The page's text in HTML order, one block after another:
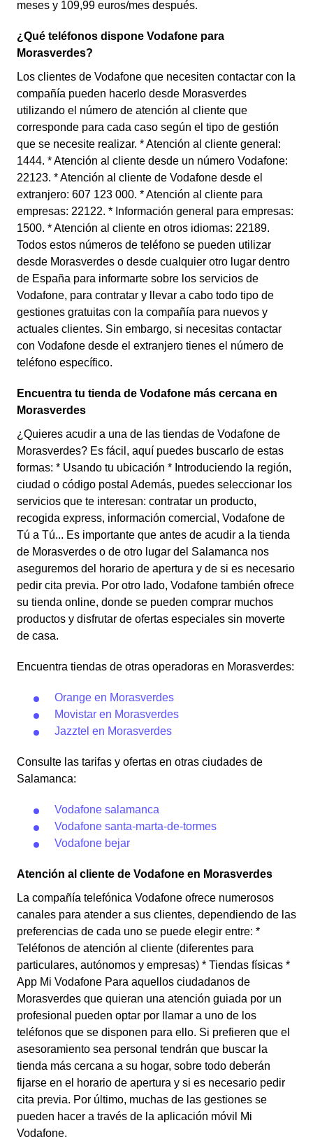
meses y 109,99 euros/mes después.
¿Qué teléfonos dispone Vodafone para
Morasverdes?
Los clientes de Vodafone que necesiten contactar con la
compañía pueden hacerlo desde Morasverdes
utilizando el número de atención al cliente que
corresponde para cada caso según el tipo de gestión
que se necesite realizar. * Atención al cliente general:
1444. * Atención al cliente desde un número Vodafone:
22123. * Atención al cliente de Vodafone desde el
extranjero: 607 123 000. * Atención al cliente para
empresas: 22122. * Información general para empresas:
1500. * Atención al cliente en otros idiomas: 22189.
Todos estos números de teléfono se pueden utilizar
desde Morasverdes o desde cualquier otro lugar dentro
de España para informarte sobre los servicios de
Vodafone, para contratar y llevar a cabo todo tipo de
gestiones gratuitas con la compañía para nuevos y
actuales clientes. Sin embargo, si necesitas contactar
con Vodafone desde el extranjero tienes el número de
teléfono específico.
Encuentra tu tienda de Vodafone más cercana en
Morasverdes
¿Quieres acudir a una de las tiendas de Vodafone de
Morasverdes? Es fácil, aquí puedes buscarlo de estas
formas: * Usando tu ubicación * Introduciendo la región,
ciudad o código postal Además, puedes seleccionar los
servicios que te interesan: contratar un producto,
recogida express, información comercial, Vodafone de
Tú a Tú... Es importante que antes de acudir a la tienda
de Morasverdes o de otro lugar del Salamanca nos
aseguremos del horario de apertura y de si es necesario
pedir cita previa. Por otro lado, Vodafone también ofrece
su tienda online, donde se pueden comprar muchos
productos y disfrutar de ofertas especiales sin moverte
de casa.
Encuentra tiendas de otras operadoras en Morasverdes:
Orange en Morasverdes
Movistar en Morasverdes
Jazztel en Morasverdes
Consulte las tarifas y ofertas en otras ciudades de
Salamanca:
Vodafone salamanca
Vodafone santa-marta-de-tormes
Vodafone bejar
Atención al cliente de Vodafone en Morasverdes
La compañía telefónica Vodafone ofrece numerosos
canales para atender a sus clientes, dependiendo de las
preferencias de cada uno se puede elegir entre: *
Teléfonos de atención al cliente (diferentes para
particulares, autónomos y empresas) * Tiendas físicas *
App Mi Vodafone Para aquellos ciudadanos de
Morasverdes que quieran una atención guiada por un
profesional pueden optar por llamar a uno de los
teléfonos que se disponen para ello. Si prefieren que el
asesoramiento sea personal tendrán que buscar la
tienda más cercana a su hogar, sobre todo deberán
fijarse en el horario de apertura y si es necesario pedir
cita previa. Por último, muchas de las gestiones se
pueden hacer a través de la aplicación móvil Mi
Vodafone.